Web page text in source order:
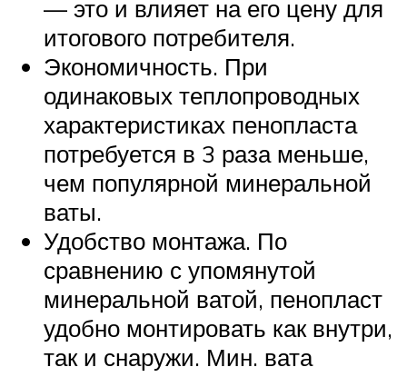
— это и влияет на его цену для
итогового потребителя.
Экономичность. При
одинаковых теплопроводных
характеристиках пенопласта
потребуется в 3 раза меньше,
чем популярной минеральной
ваты.
Удобство монтажа. По
сравнению с упомянутой
минеральной ватой, пенопласт
удобно монтировать как внутри,
так и снаружи. Мин. вата